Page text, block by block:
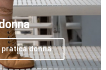
donna